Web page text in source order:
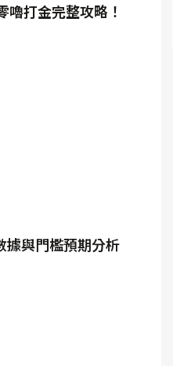
打金完整攻略！
據與門檻預期分析